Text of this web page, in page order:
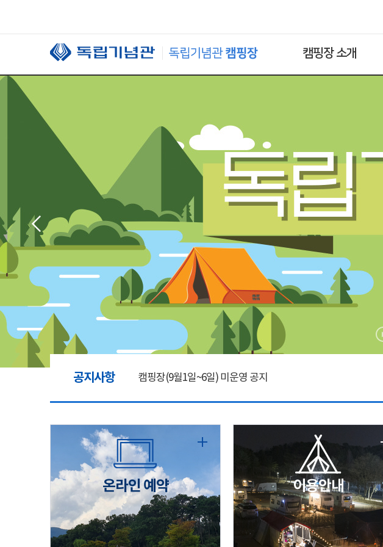
캠핑장 소개
공지사항 캠핑장(9월1일~6일) 미운영 공지
[6/1]전산시스템 점검 및 안정화에 따른 서비스 이용 제한 안내
2026년 5월 캠핑장 안점 점검의 날 변경 안내
캠핑장(9월1일~6일) 미운영 공지
온라인 예약 이용안내